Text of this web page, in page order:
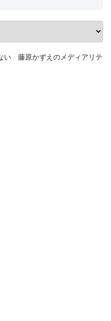
い 藤原かずえのメディアリテ